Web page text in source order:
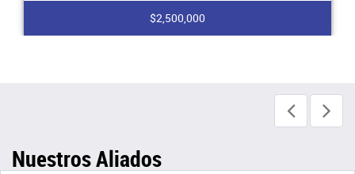
$2,500,000
Nuestros Aliados